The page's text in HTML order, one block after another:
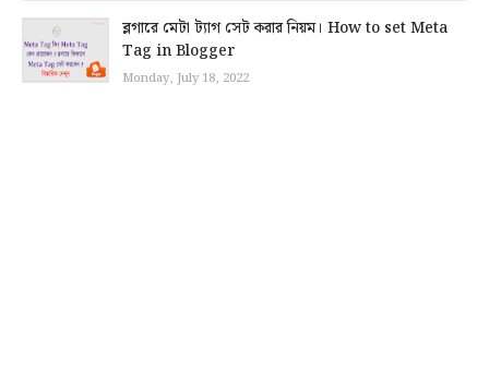
ব্লগারে মেটা ট্যাগ সেট করার নিয়ম। How to set Meta
Tag in Blogger
Monday, July 18, 2022